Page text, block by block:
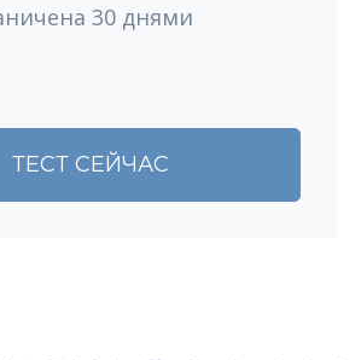
30 днями
ТЕСТ СЕЙЧАС